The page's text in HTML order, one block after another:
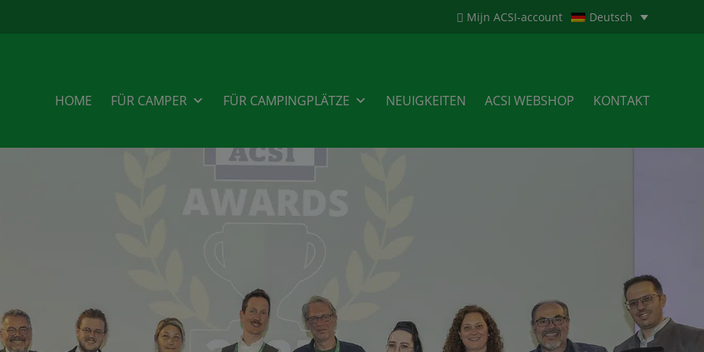
Mijn ACSI-account Deutsch
HOME FÜR CAMPER FÜR CAMPINGPLÄTZE NEUIGKEITEN ACSI WEBSHOP KONTAKT